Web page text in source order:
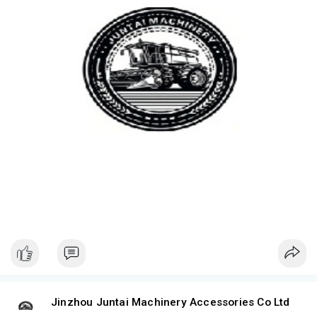
Jinzhou Juntai Machinery Accessories Co Ltd